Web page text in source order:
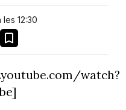
12:30
Email
watch?